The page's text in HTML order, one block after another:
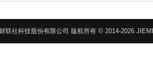
联社科技股份有限公司 版权所有 © 2014-2026